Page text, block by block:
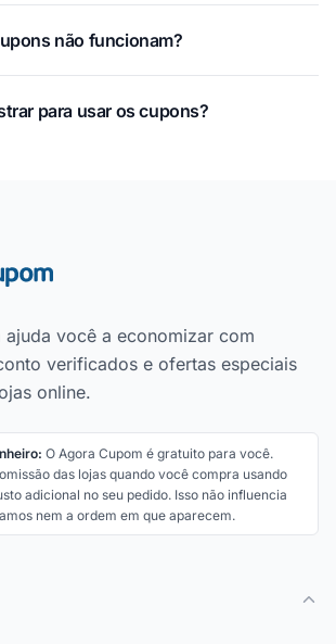
não funcionam?
para usar os cupons?
ajuda você a economizar com
verificados e ofertas especiais
online.
O Agora Cupom é gratuito para você.
das lojas quando você compra usando
adicional no seu pedido. Isso não influencia
nem a ordem em que aparecem.